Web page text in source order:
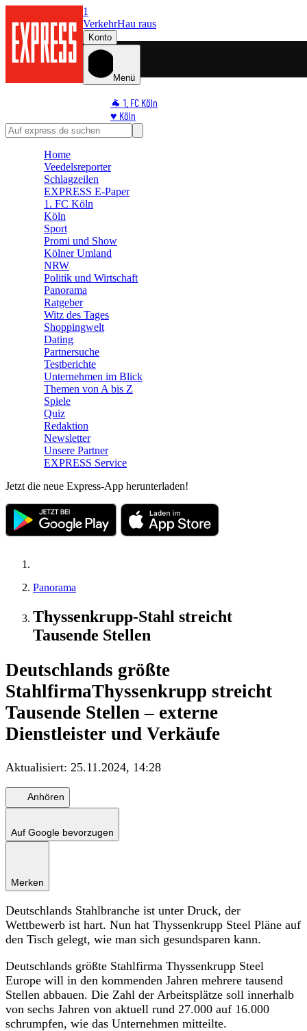
1
VerkehrHau raus
Konto
Menü
🐐 1. FC Köln
♥️ Köln
⭐ Promi
🛒 Shoppingwelt
Home
Veedelsreporter
Schlagzeilen
EXPRESS E-Paper
1. FC Köln
Köln
Sport
Promi und Show
Kölner Umland
NRW
Politik und Wirtschaft
Panorama
Ratgeber
Witz des Tages
Shoppingwelt
Dating
Partnersuche
Testberichte
Unternehmen im Blick
Themen von A bis Z
Spiele
Quiz
Redaktion
Newsletter
Unsere Partner
EXPRESS Service
Jetzt die neue Express-App herunterladen!
Panorama
Thyssenkrupp-Stahl streicht
Tausende Stellen
Deutschlands größte
StahlfirmaThyssenkrupp streicht
Tausende Stellen – externe
Dienstleister und Verkäufe
Aktualisiert: 25.11.2024, 14:28
Anhören
Auf Google bevorzugen
Merken
Deutschlands Stahlbranche ist unter Druck, der
Wettbewerb ist hart. Nun hat Thyssenkrupp Steel Pläne auf
den Tisch gelegt, wie man sich gesundsparen kann.
Deutschlands größte Stahlfirma Thyssenkrupp Steel
Europe will in den kommenden Jahren mehrere tausend
Stellen abbauen. Die Zahl der Arbeitsplätze soll innerhalb
von sechs Jahren von aktuell rund 27.000 auf 16.000
schrumpfen, wie das Unternehmen mitteilte.